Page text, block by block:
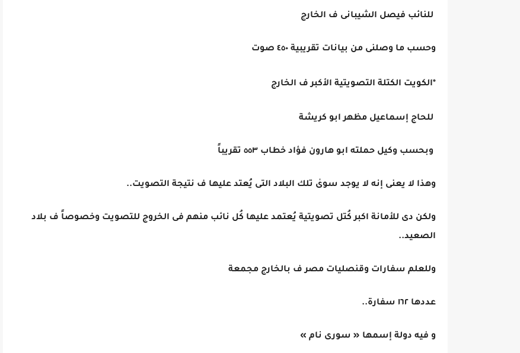
للنائب فيصل الشيبانى ف الخارج
وحسب ما وصلنى من بيانات تقريبية ٤٥٠ صوت
*الكويت الكتلة التصويتية الأكبر ف الخارج
للحاج إسماعيل مظهر ابو كريشة
وبحسب وكيل حملته ابو هارون فؤاد خطاب ٥٥٣ تقريباً
وهذا لا يعنى إنه لا يوجد سوىٰ تلك البلاد التى يُعتد عليها ف نتيجة التصويت..
ولكن دى للأمانة اكبر كُتل تصويتية يُعتمد عليها كُل نائب منهم فى الخروج للتصويت وخصوصاً ف بلاد
الصعيد..
وللعلم سفارات وقنصليات مصر ف بالخارج مجمعة
عددها ١٦٢ سفارة..
و فيه دولة إسمها « سورى نام »